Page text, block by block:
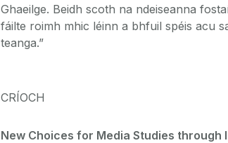
Ghaeilge. Beidh scoth na ndeiseanna
fáilte roimh mhic léinn a bhfuil spéis acu
teanga.”
CRÍOCH
New Choices for Media Studies through